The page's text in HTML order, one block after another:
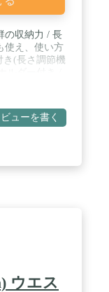
の収納力 / 長
使え、使い方
き(長さ調節機
ューを書く
ウエス